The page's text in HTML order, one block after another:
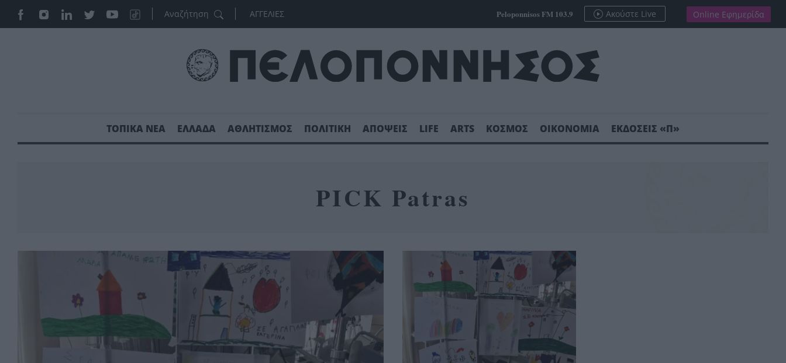
ΑΓΓΕΛΙΕΣ Peloponnisos FM 103.9 Ακούστε Live Online Εφημερίδα
ΤΟΠΙΚΑ ΝΕΑ ΕΛΛΑΔΑ ΑΘΛΗΤΙΣΜΟΣ ΠΟΛΙΤΙΚΗ ΑΠΟΨΕΙΣ LIFE ARTS ΚΟΣΜΟΣ ΟΙΚΟΝΟΜΙΑ ΕΚΔΟΣΕΙΣ «Π»
PICK Patras